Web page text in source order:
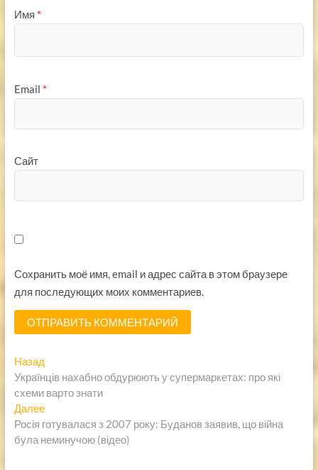
Имя *
Email *
Сайт
Сохранить моё имя, email и адрес сайта в этом браузере
для последующих моих комментариев.
Навигация
по
записям
НазадПредыдущая
запись:
Українців нахабно обдурюють у супермаркетах: про які
схеми варто знати
ДалееСледующая
запись:
Росія готувалася з 2007 року: Буданов заявив, що війна
була неминучою (відео)